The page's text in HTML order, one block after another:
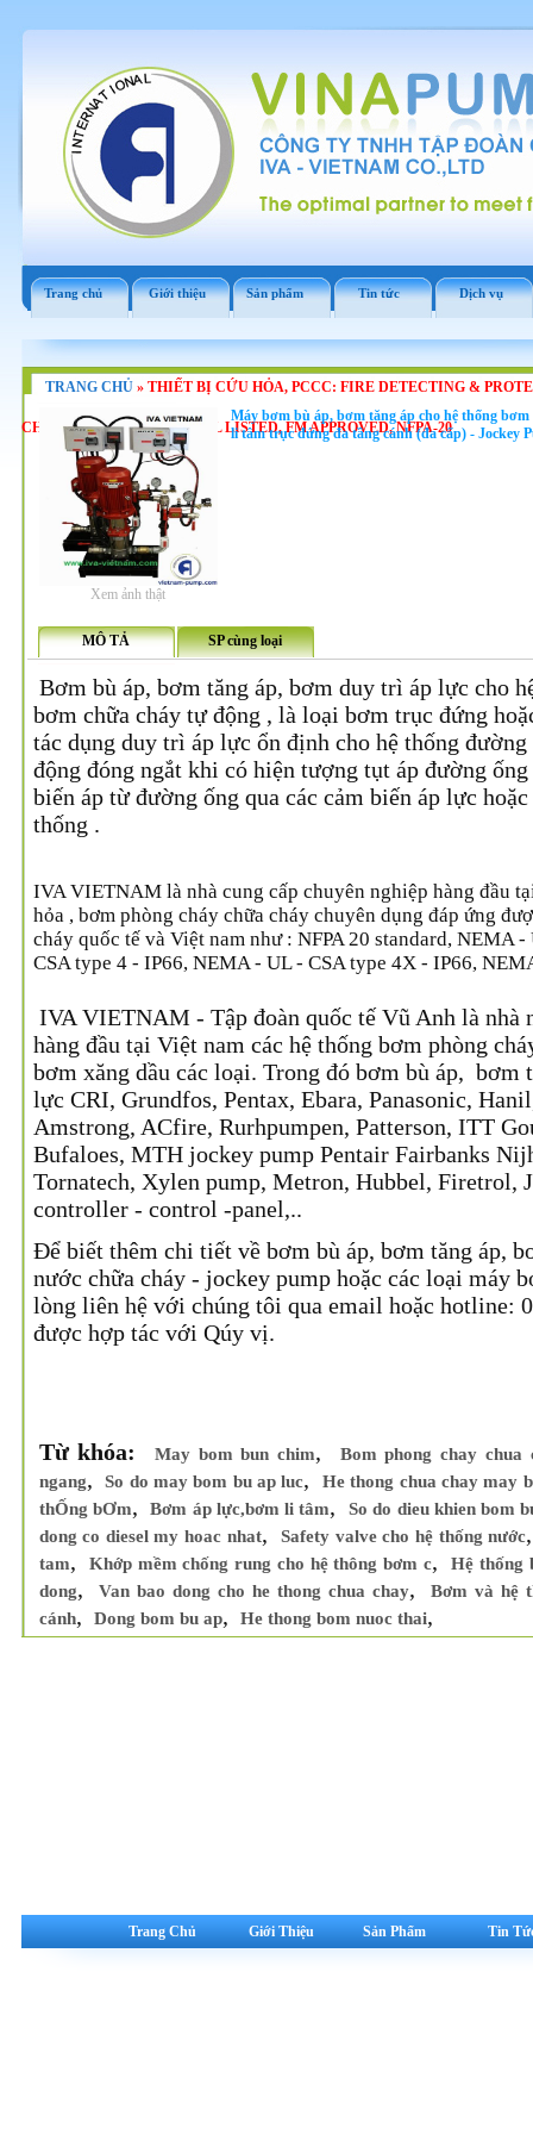
Trang chủ Giới thiệu Sản phẩm Tin tức Dịch vụ
TRANG CHỦ» THIẾT BỊ CỨU HỎA, PCCC: FIRE DETECTING &
CHÁY, BƠM CỨU HỎA TC UL LISTED, FM APPROVED, NFPA-20
Xem ảnh thật
Máy bơm bù áp, bơm tăng áp cho hệ thống
li tâm trục đứng đa tầng cánh (đa cấp) - Jockey
MÔ TẢ SP cùng loại
Bơm bù áp, bơm tăng áp, bơm duy trì áp lực cho
bơm chữa cháy tự động , là loại bơm trục đứng
tác dụng duy trì áp lực ổn định cho hệ thống
động đóng ngắt khi có hiện tượng tụt áp đường
biến áp từ đường ống qua các cảm biến áp lực
thống .
IVA VIETNAM là nhà cung cấp chuyên nghiệp hàng đầu
hỏa , bơm phòng cháy chữa cháy chuyên dụng đáp ứng
cháy quốc tế và Việt nam như : NFPA 20 standard, NEMA
CSA type 4 - IP66, NEMA - UL - CSA type 4X - IP66,
IVA VIETNAM - Tập đoàn quốc tế Vũ Anh là nhà
hàng đầu tại Việt nam các hệ thống bơm phòng
bơm xăng dầu các loại. Trong đó bơm bù áp, bơm
lực CRI, Grundfos, Pentax, Ebara, Panasonic,
Amstrong, ACfire, Rurhpumpen, Patterson, ITT
Bufaloes, MTH jockey pump Pentair Fairbanks
Tornatech, Xylen pump, Metron, Hubbel, Firetrol,
controller - control -panel,..
Để biết thêm chi tiết về bơm bù áp, bơm tăng áp,
nước chữa cháy - jockey pump hoặc các loại máy
lòng liên hệ với chúng tôi qua email hoặc hotline:
được hợp tác với Qúy vị.
Từ khóa: May bom bun chim,
Bom phong chay chua
ngang,So do may bom bu ap luc,
He thong chua chay may
thỐng bƠm,Bơm áp lực,bơm li tâm,
So do dieu khien bom
dong co diesel my hoac nhat,Safety valve cho hệ thống nước
tam, Khớp mềm chống rung cho hệ thông bơm c,Hệ thống
dong,Van bao dong cho he thong chua chay,Bơm và hệ
cánh, Dong bom bu ap, He thong bom nuoc thai,
Trang Chủ Giới Thiệu Sản Phẩm Tin